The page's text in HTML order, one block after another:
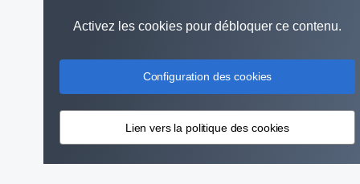
Activez les cookies pour débloquer ce contenu.
Configuration des cookies
Lien vers la politique des cookies